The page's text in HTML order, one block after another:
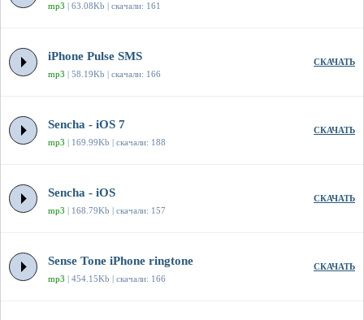
mp3 | 63.08Kb | скачали: 161
iPhone Pulse SMS
mp3 | 58.19Kb | скачали: 166
СКАЧАТЬ
Sencha - iOS 7
mp3 | 169.99Kb | скачали: 188
СКАЧАТЬ
Sencha - iOS
mp3 | 168.79Kb | скачали: 157
СКАЧАТЬ
Sense Tone iPhone ringtone
mp3 | 454.15Kb | скачали: 166
СКАЧАТЬ